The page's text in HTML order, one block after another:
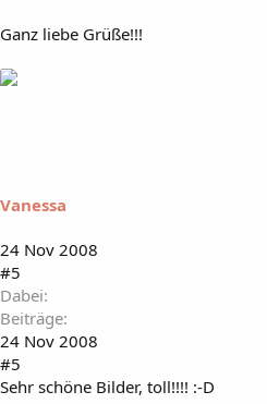
Ganz liebe Grüße!!!
Vanessa
24 Nov 2008
#5
Dabei
Beiträge
24 Nov 2008
#5
Sehr schöne Bilder, toll!!!! :-D